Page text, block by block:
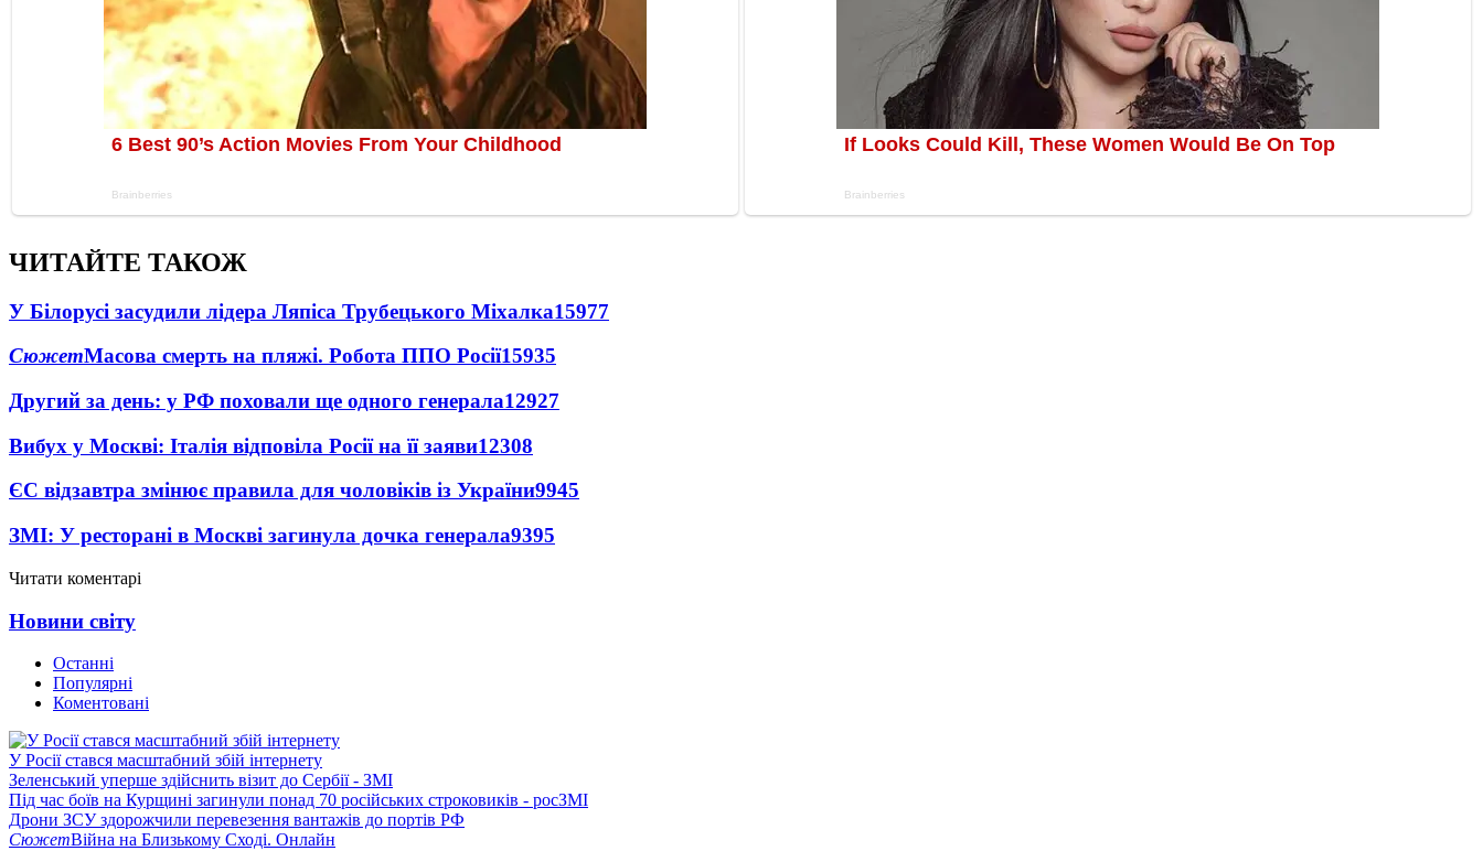
ЧИТАЙТЕ ТАКОЖ
У Білорусі засудили лідера Ляпіса Трубецького Міхалка15977
СюжетМасова смерть на пляжі. Робота ППО Росії15935
Другий за день: у РФ поховали ще одного генерала12927
Вибух у Москві: Італія відповіла Росії на її заяви12308
ЄС відзавтра змінює правила для чоловіків із України9945
ЗМІ: У ресторані в Москві загинула дочка генерала9395
Читати коментарі
Новини світу
Останні
Популярні
Коментовані
У Росії стався масштабний збій інтернету
Зеленський уперше здійснить візит до Сербії - ЗМІ
Під час боїв на Курщині загинули понад 70 російських строковиків - росЗМІ
Дрони ЗСУ здорожчили перевезення вантажів до портів РФ
СюжетВійна на Близькому Сході. Онлайн